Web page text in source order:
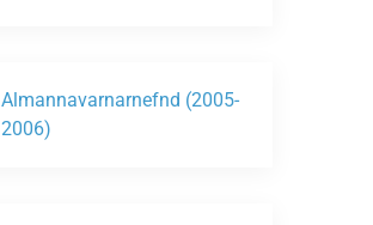
Almannavarnarnefnd (2005-
2006)